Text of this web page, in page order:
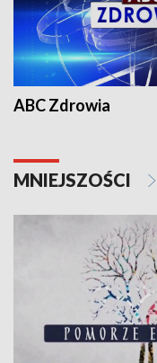
ABC Zdrowia
MNIEJSZOŚCI